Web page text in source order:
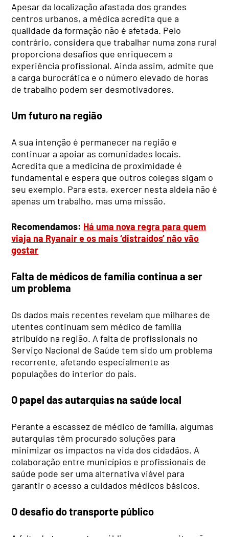
Apesar da localização afastada dos grandes
centros urbanos, a médica acredita que a
qualidade da formação não é afetada. Pelo
contrário, considera que trabalhar numa zona rural
proporciona desafios que enriquecem a
experiência profissional. Ainda assim, admite que
a carga burocrática e o número elevado de horas
de trabalho podem ser desmotivadores.
Um futuro na região
A sua intenção é permanecer na região e
continuar a apoiar as comunidades locais.
Acredita que a medicina de proximidade é
fundamental e espera que outros colegas sigam o
seu exemplo. Para esta, exercer nesta aldeia não é
apenas um trabalho, mas uma missão.
Recomendamos: Há uma nova regra para quem
viaja na Ryanair e os mais ‘distraídos’ não vão
gostar
Falta de médicos de família continua a ser
um problema
Os dados mais recentes revelam que milhares de
utentes continuam sem médico de família
atribuído na região. A falta de profissionais no
Serviço Nacional de Saúde tem sido um problema
recorrente, afetando especialmente as
populações do interior do país.
O papel das autarquias na saúde local
Perante a escassez de médico de família, algumas
autarquias têm procurado soluções para
minimizar os impactos na vida dos cidadãos. A
colaboração entre municípios e profissionais de
saúde pode ser uma alternativa viável para
garantir o acesso a cuidados médicos básicos.
O desafio do transporte público